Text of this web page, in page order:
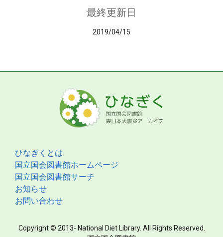
最終更新日
2019/04/15
ひなぎくとは
国立国会図書館ホームページ
国立国会図書館サーチ
お知らせ
お問い合わせ
Copyright © 2013- National Diet Library. All Rights Reserved.